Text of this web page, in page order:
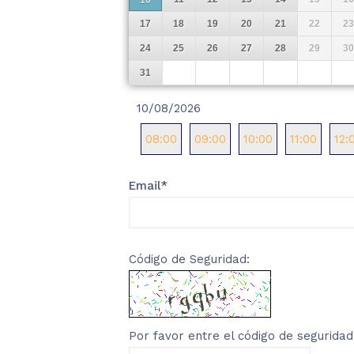
17 18 19 20 21 22 23
24 25 26 27 28 29 30
31
10/08/2026
08:00 09:00 10:00 11:00
Email*
Código de Seguridad:
Por favor entre el código de